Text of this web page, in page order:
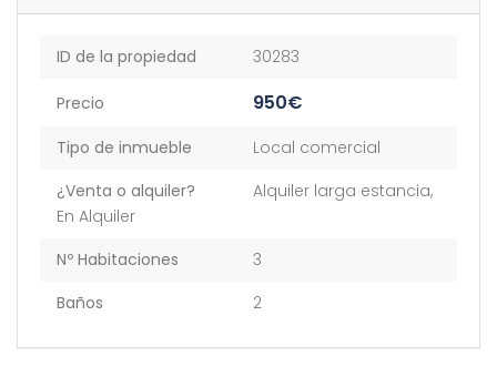
ID de la propiedad 30283
Precio 950€
Tipo de inmueble
Local comercial
¿Venta o alquiler?
Alquiler larga estancia,
En Alquiler
Nº Habitaciones
3
Baños
2